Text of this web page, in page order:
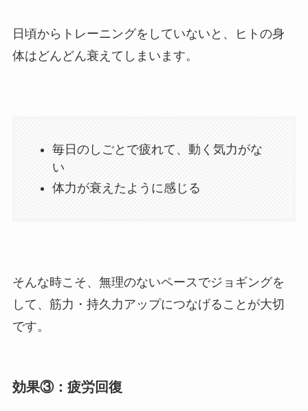
日頃からトレーニングをしていないと、ヒトの身
体はどんどん衰えてしまいます。
毎日のしごとで疲れて、動く気力がな
い
体力が衰えたように感じる
そんな時こそ、無理のないペースでジョギングを
して、筋力・持久力アップにつなげることが大切
です。
効果③：疲労回復